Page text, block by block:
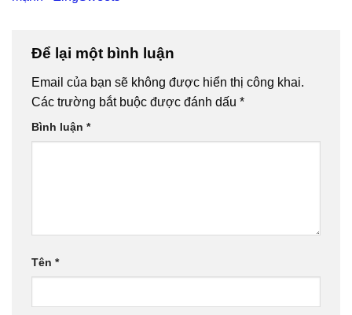
Để lại một bình luận
Email của bạn sẽ không được hiển thị công khai.
Các trường bắt buộc được đánh dấu *
Bình luận *
Tên *